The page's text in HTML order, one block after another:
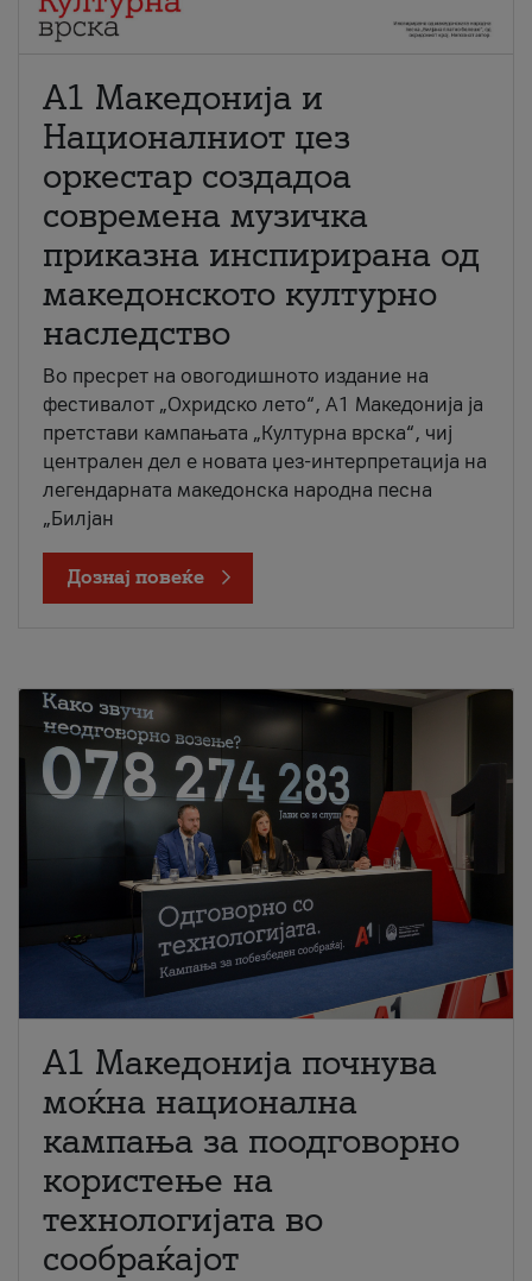
А1 Македонија и
Националниот џез
оркестар создадоа
современа музичка
приказна инспирирана од
македонското културно
наследство
Во пресрет на овогодишното издание на
фестивалот „Охридско лето“, А1 Македонија ја
претстави кампањата „Културна врска“, чиј
централен дел е новата џез-интерпретација на
легендарната македонска народна песна
„Билјан
Дознај повеќе
A1 Македонија почнува
моќна национална
кампања за поодговорно
користење на
технологијата во
сообраќајот